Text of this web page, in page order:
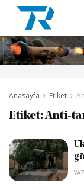
Anasayfa Etiket
Etiket:Anti-